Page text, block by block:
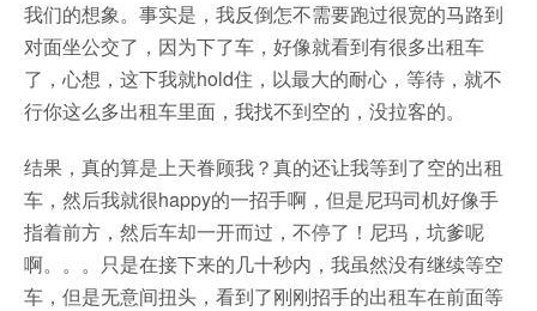
我们的想象。事实是，我反倒怎不需要跑过很宽的马路到
对面坐公交了，因为下了车，好像就看到有很多出租车
了，心想，这下我就hold住，以最大的耐心，等待，就不
行你这么多出租车里面，我找不到空的，没拉客的。
结果，真的算是上天眷顾我？真的还让我等到了空的出租
车，然后我就很happy的一招手啊，但是尼玛司机好像手
指着前方，然后车却一开而过，不停了！尼玛，坑爹呢
啊。。。只是在接下来的几十秒内，我虽然没有继续等空
车，但是无意间扭头，看到了刚刚招手的出租车在前面等